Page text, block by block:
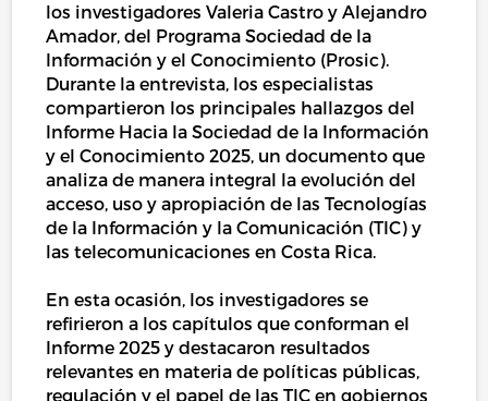
los investigadores Valeria Castro y Alejandro
Amador, del Programa Sociedad de la
Información y el Conocimiento (Prosic).
Durante la entrevista, los especialistas
compartieron los principales hallazgos del
Informe Hacia la Sociedad de la Información
y el Conocimiento 2025, un documento que
analiza de manera integral la evolución del
acceso, uso y apropiación de las Tecnologías
de la Información y la Comunicación (TIC) y
las telecomunicaciones en Costa Rica.
En esta ocasión, los investigadores se
refirieron a los capítulos que conforman el
Informe 2025 y destacaron resultados
relevantes en materia de políticas públicas,
regulación y el papel de las TIC en gobiernos